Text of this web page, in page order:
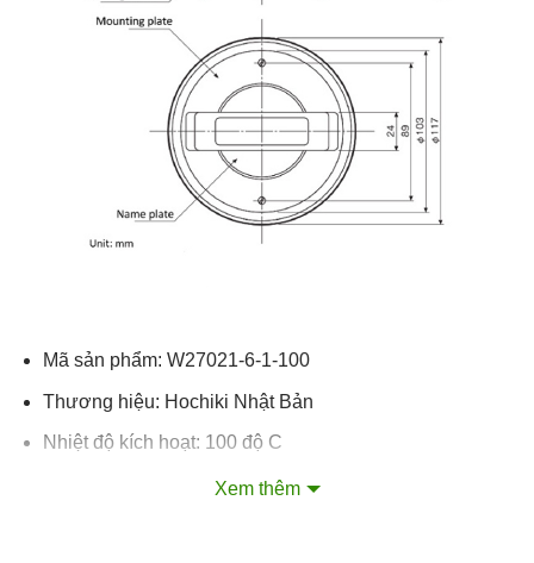
Mã sản phẩm: W27021-6-1-100
Thương hiệu: Hochiki Nhật Bản
Nhiệt độ kích hoạt: 100 độ C
Chất liệu cảm biến: Inox SUS321
Xem thêm